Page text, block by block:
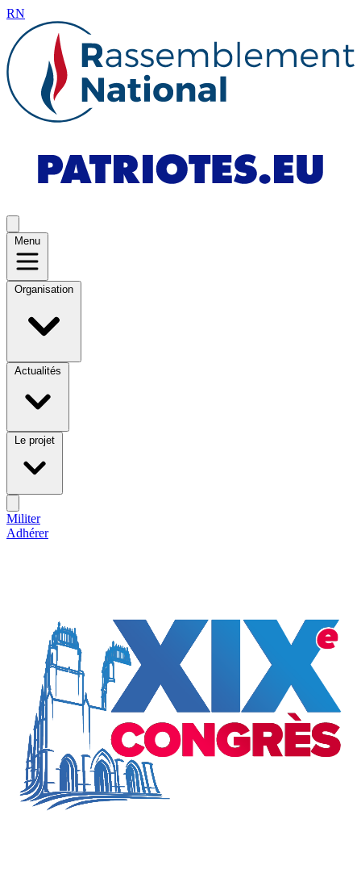
RN
Menu
Organisation
Actualités
Le projet
Militer
Adhérer